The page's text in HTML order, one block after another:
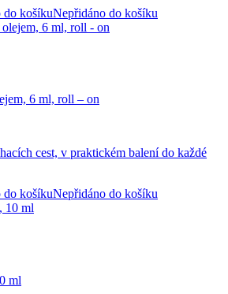
do košíkuNepřidáno do košíku
6 ml, roll – on
cest, v praktickém balení do každé
do košíkuNepřidáno do košíku
ml